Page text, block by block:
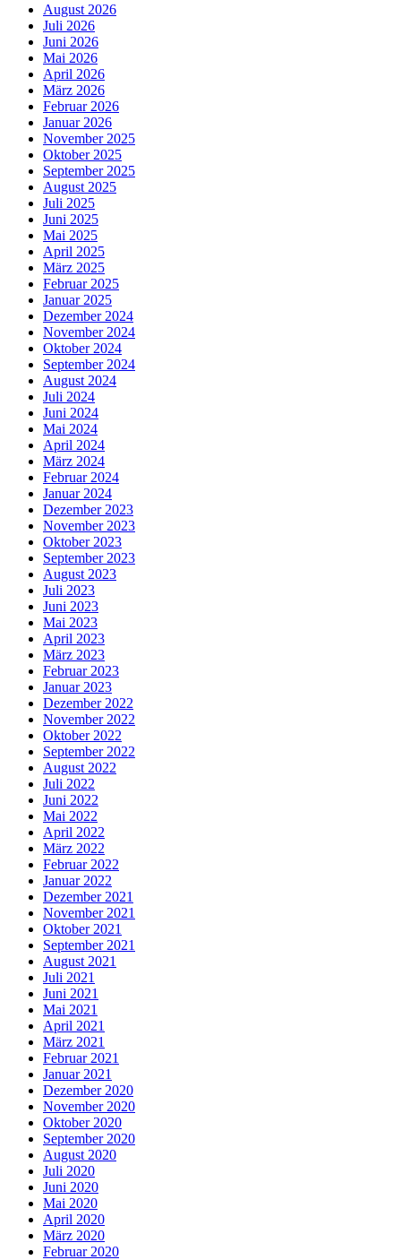
August 2026
Juli 2026
Juni 2026
Mai 2026
April 2026
März 2026
Februar 2026
Januar 2026
November 2025
Oktober 2025
September 2025
August 2025
Juli 2025
Juni 2025
Mai 2025
April 2025
März 2025
Februar 2025
Januar 2025
Dezember 2024
November 2024
Oktober 2024
September 2024
August 2024
Juli 2024
Juni 2024
Mai 2024
April 2024
März 2024
Februar 2024
Januar 2024
Dezember 2023
November 2023
Oktober 2023
September 2023
August 2023
Juli 2023
Juni 2023
Mai 2023
April 2023
März 2023
Februar 2023
Januar 2023
Dezember 2022
November 2022
Oktober 2022
September 2022
August 2022
Juli 2022
Juni 2022
Mai 2022
April 2022
März 2022
Februar 2022
Januar 2022
Dezember 2021
November 2021
Oktober 2021
September 2021
August 2021
Juli 2021
Juni 2021
Mai 2021
April 2021
März 2021
Februar 2021
Januar 2021
Dezember 2020
November 2020
Oktober 2020
September 2020
August 2020
Juli 2020
Juni 2020
Mai 2020
April 2020
März 2020
Februar 2020